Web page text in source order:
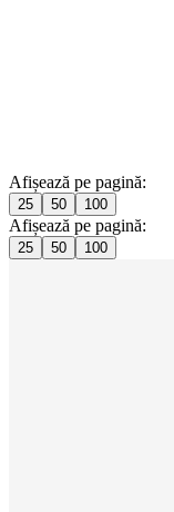
Afișează pe pagină:
25 50 100
Afișează pe pagină:
25 50 100